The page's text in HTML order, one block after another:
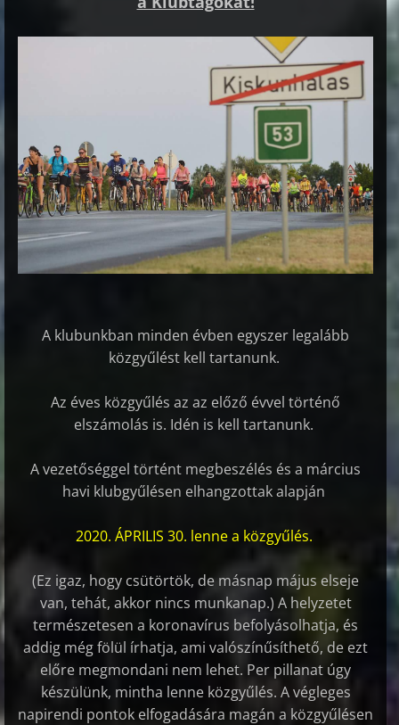
A klubunkban minden évben egyszer legalább
közgyűlést kell tartanunk.
Az éves közgyűlés az az előző évvel történő
elszámolás is. Idén is kell tartanunk.
A vezetőséggel történt megbeszélés és a március
havi klubgyűlésen elhangzottak alapján
2020. ÁPRILIS 30. lenne a közgyűlés.
(Ez igaz, hogy csütörtök, de másnap május elseje
van, tehát, akkor nincs munkanap.) A helyzetet
természetesen a koronavírus befolyásolhatja, és
addig még fölül írhatja, ami valószínűsíthető, de ezt
előre megmondani nem lehet. Per pillanat úgy
készülünk, mintha lenne közgyűlés. A végleges
napirendi pontok elfogadására magán a közgyűlésen